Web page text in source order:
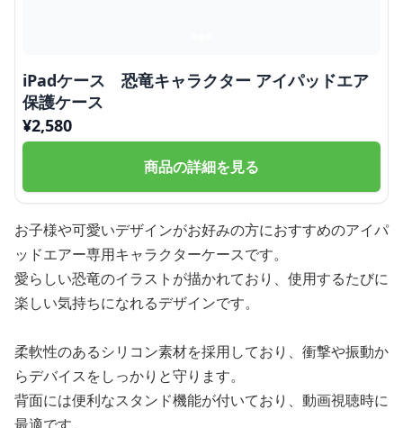
iPadケース 恐竜キャラクター アイパッドエア
保護ケース
¥2,580
商品の詳細を見る
お子様や可愛いデザインがお好みの方におすすめのアイパ
ッドエアー専用キャラクターケースです。
愛らしい恐竜のイラストが描かれており、使用するたびに
楽しい気持ちになれるデザインです。
柔軟性のあるシリコン素材を採用しており、衝撃や振動か
らデバイスをしっかりと守ります。
背面には便利なスタンド機能が付いており、動画視聴時に